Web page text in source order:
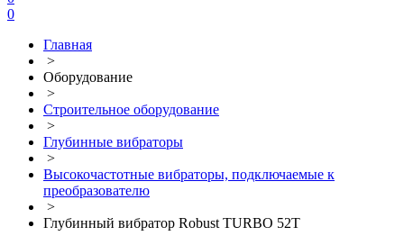
0
Главная
>
Оборудование
>
Строительное оборудование
>
Глубинные вибраторы
>
Высокочастотные вибраторы, подключаемые к
преобразователю
>
Глубинный вибратор Robust TURBO 52T